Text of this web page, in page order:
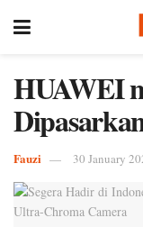
HUAWEI
Fauzi 30 January